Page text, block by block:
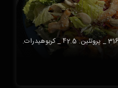
150 گرم سینه مرغ گریل - 3 لیوان سبزی، کالری. 316.1 _ پروتئین. 42.5 _ کربوهیدرات.